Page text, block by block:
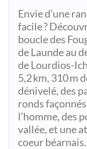
Envie d’une
facile ?
boucle des
de Launde au
de Lourdios-
5,2 km, 310 m
dénivelé, des
ronds
l’homme, des
vallée, et une
coeur béarnais.